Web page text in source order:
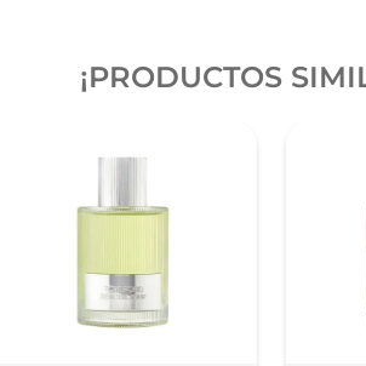
¡PRODUCTOS